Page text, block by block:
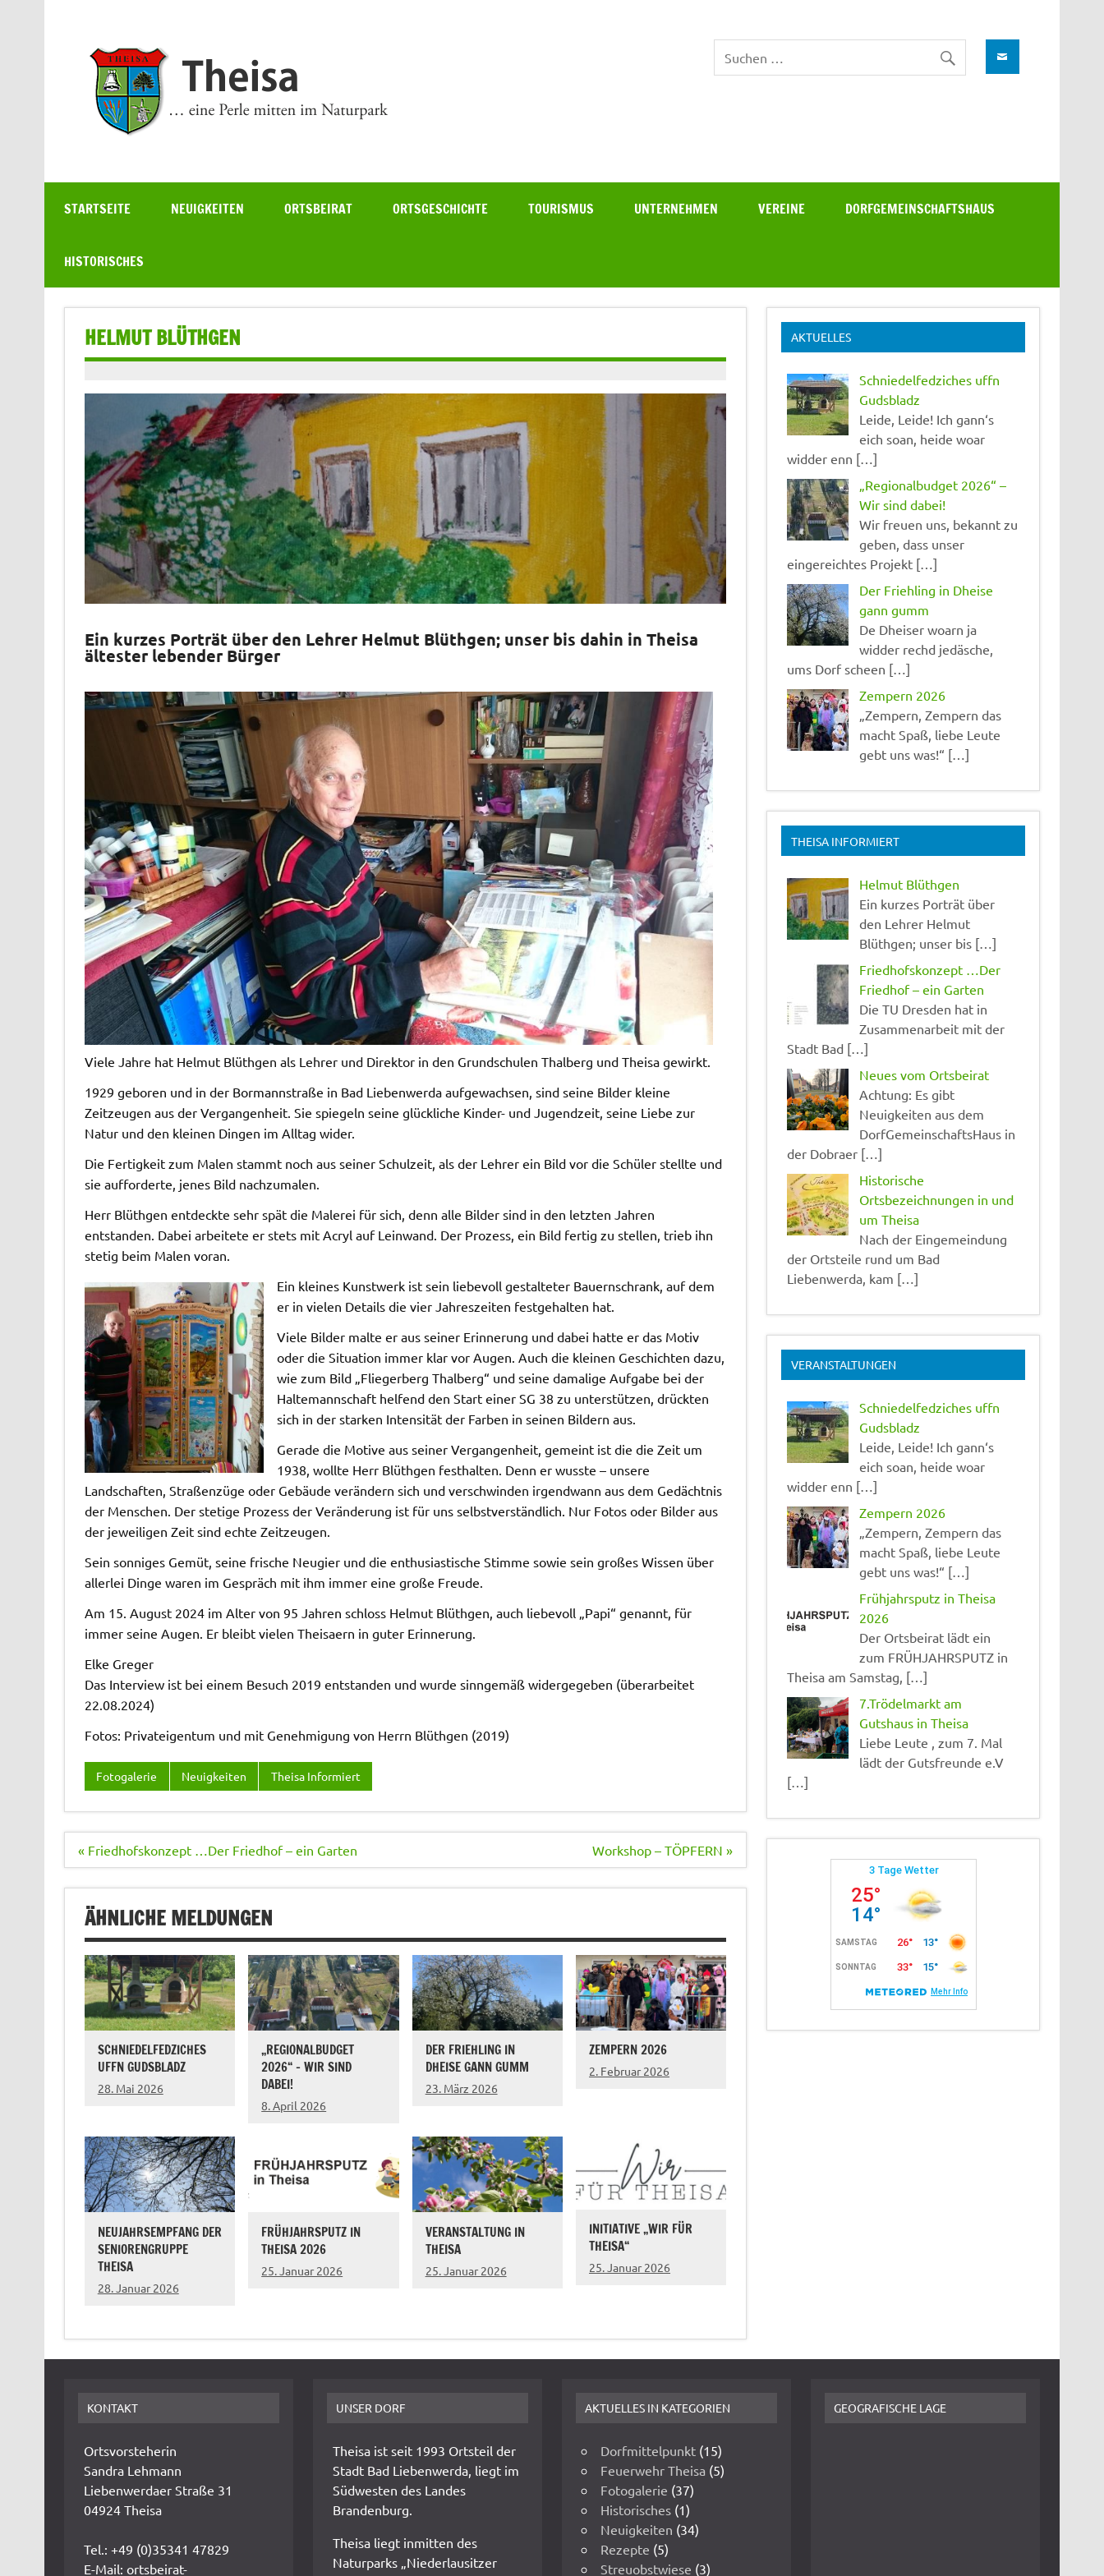
STARTSEITE NEUIGKEITEN ORTSBEIRAT ORTSGESCHICHTE TOURISMUS UNTERNEHMEN VEREINE DORFGEMEINSCHAFTSHAUS
HISTORISCHES
HELMUT BLÜTHGEN
Ein kurzes Porträt über den Lehrer Helmut Blüthgen; unser bis dahin in Theisa
ältester lebender Bürger
Viele Jahre hat Helmut Blüthgen als Lehrer und Direktor in den Grundschulen Thalberg und Theisa gewirkt.
1929 geboren und in der Bormannstraße in Bad Liebenwerda aufgewachsen, sind seine Bilder kleine
Zeitzeugen aus der Vergangenheit. Sie spiegeln seine glückliche Kinder- und Jugendzeit, seine Liebe zur
Natur und den kleinen Dingen im Alltag wider.
Die Fertigkeit zum Malen stammt noch aus seiner Schulzeit, als der Lehrer ein Bild vor die Schüler stellte und
sie aufforderte, jenes Bild nachzumalen.
Herr Blüthgen entdeckte sehr spät die Malerei für sich, denn alle Bilder sind in den letzten Jahren
entstanden. Dabei arbeitete er stets mit Acryl auf Leinwand. Der Prozess, ein Bild fertig zu stellen, trieb ihn
stetig beim Malen voran.
Ein kleines Kunstwerk ist sein liebevoll gestalteter Bauernschrank, auf dem
er in vielen Details die vier Jahreszeiten festgehalten hat.
Viele Bilder malte er aus seiner Erinnerung und dabei hatte er das Motiv
oder die Situation immer klar vor Augen. Auch die kleinen Geschichten dazu,
wie zum Bild „Fliegerberg Thalberg“ und seine damalige Aufgabe bei der
Haltemannschaft helfend den Start einer SG 38 zu unterstützen, drückten
sich in der starken Intensität der Farben in seinen Bildern aus.
Gerade die Motive aus seiner Vergangenheit, gemeint ist die die Zeit um
1938, wollte Herr Blüthgen festhalten. Denn er wusste – unsere
Landschaften, Straßenzüge oder Gebäude verändern sich und verschwinden irgendwann aus dem Gedächtnis
der Menschen. Der stetige Prozess der Veränderung ist für uns selbstverständlich. Nur Fotos oder Bilder aus
der jeweiligen Zeit sind echte Zeitzeugen.
Sein sonniges Gemüt, seine frische Neugier und die enthusiastische Stimme sowie sein großes Wissen über
allerlei Dinge waren im Gespräch mit ihm immer eine große Freude.
Am 15. August 2024 im Alter von 95 Jahren schloss Helmut Blüthgen, auch liebevoll „Papi“ genannt, für
immer seine Augen. Er bleibt vielen Theisaern in guter Erinnerung.
Elke Greger
Das Interview ist bei einem Besuch 2019 entstanden und wurde sinngemäß widergegeben (überarbeitet
22.08.2024)
Fotos: Privateigentum und mit Genehmigung von Herrn Blüthgen (2019)
Fotogalerie Neuigkeiten Theisa Informiert
Beitragsnavigation
« Friedhofskonzept …Der Friedhof – ein Garten Workshop – TÖPFERN »
ÄHNLICHE MELDUNGEN
SCHNIEDELFEDZICHES
UFFN GUDSBLADZ
28. Mai 2026
„REGIONALBUDGET
2026“ – WIR SIND
DABEI!
8. April 2026
DER FRIEHLING IN
DHEISE GANN GUMM
23. März 2026
ZEMPERN 2026
2. Februar 2026
NEUJAHRSEMPFANG DER
SENIORENGRUPPE
THEISA
28. Januar 2026
FRÜHJAHRSPUTZ IN
THEISA 2026
25. Januar 2026
VERANSTALTUNG IN
THEISA
25. Januar 2026
INITIATIVE „WIR FÜR
THEISA“
25. Januar 2026
AKTUELLES
Schniedelfedziches uffn
Gudsbladz
Leide, Leide! Ich gann‘s
eich soan, heide woar
widder enn […]
„Regionalbudget 2026“ –
Wir sind dabei!
Wir freuen uns, bekannt zu
geben, dass unser
eingereichtes Projekt […]
Der Friehling in Dheise
gann gumm
De Dheiser woarn ja
widder rechd jedäsche,
ums Dorf scheen […]
Zempern 2026
„Zempern, Zempern das
macht Spaß, liebe Leute
gebt uns was!“ […]
THEISA INFORMIERT
Helmut Blüthgen
Ein kurzes Porträt über
den Lehrer Helmut
Blüthgen; unser bis […]
Friedhofskonzept …Der
Friedhof – ein Garten
Die TU Dresden hat in
Zusammenarbeit mit der
Stadt Bad […]
Neues vom Ortsbeirat
Achtung: Es gibt
Neuigkeiten aus dem
DorfGemeinschaftsHaus in
der Dobraer […]
Historische
Ortsbezeichnungen in und
um Theisa
Nach der Eingemeindung
der Ortsteile rund um Bad
Liebenwerda, kam […]
VERANSTALTUNGEN
Schniedelfedziches uffn
Gudsbladz
Leide, Leide! Ich gann‘s
eich soan, heide woar
widder enn […]
Zempern 2026
„Zempern, Zempern das
macht Spaß, liebe Leute
gebt uns was!“ […]
Frühjahrsputz in Theisa
2026
Der Ortsbeirat lädt ein
zum FRÜHJAHRSPUTZ in
Theisa am Samstag, […]
7.Trödelmarkt am
Gutshaus in Theisa
Liebe Leute , zum 7. Mal
lädt der Gutsfreunde e.V
[…]
KONTAKT
Ortsvorsteherin
Sandra Lehmann
Liebenwerdaer Straße 31
04924 Theisa
Tel.: +49 (0)35341 47829
E-Mail: ortsbeirat-
UNSER DORF
Theisa ist seit 1993 Ortsteil der
Stadt Bad Liebenwerda, liegt im
Südwesten des Landes
Brandenburg.
Theisa liegt inmitten des
Naturparks „Niederlausitzer
AKTUELLES IN KATEGORIEN
Dorfmittelpunkt(15)
Feuerwehr Theisa(5)
Fotogalerie (37)
Historisches(1)
Neuigkeiten (34)
Rezepte (5)
Streuobstwiese (3)
GEOGRAFISCHE LAGE